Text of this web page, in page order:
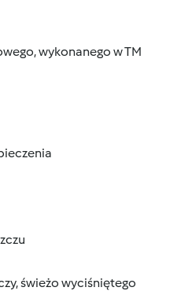
wykonanego w TM
świeżo wyciśniętego